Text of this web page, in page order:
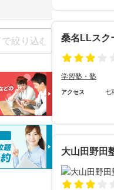
桑名LLスク
学習塾・塾
アクセス 七
大山田野田